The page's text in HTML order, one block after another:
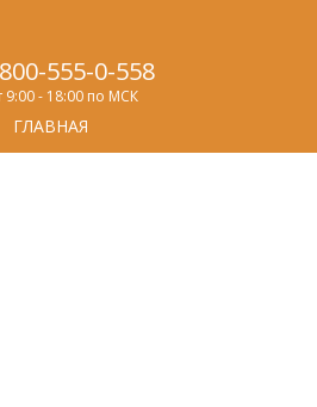
555-0-558
9:00 - 18:00 по МСК
ГЛАВНАЯ